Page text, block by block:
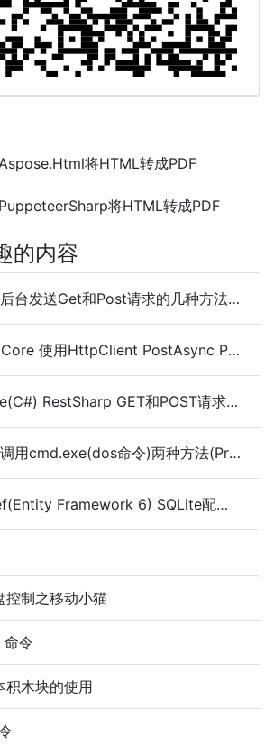
将HTML转成PDF
将HTML转成PDF
的内容
台发送Get和Post请求的几种方法总结
使用HttpClient PostAsync POST Json数据
GET和POST请求、下载大文件及cookie管理
cmd.exe(dos命令)两种方法(Process,Cli)
Framework 6) SQLite配置使用(codefirst)
制之移动小猫
令
木块的使用